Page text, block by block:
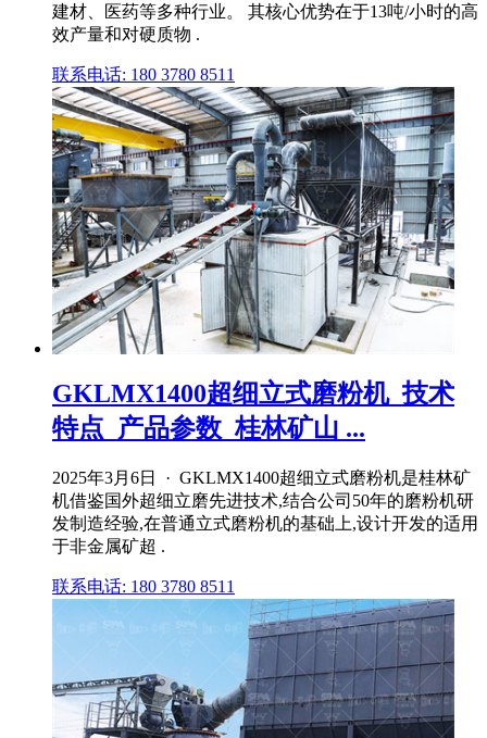
建材、医药等多种行业。 其核心优势在于13吨/小时的高
效产量和对硬质物 .
联系电话: 180 3780 8511
GKLMX1400超细立式磨粉机_技术
特点_产品参数_桂林矿山 ...
2025年3月6日 · GKLMX1400超细立式磨粉机是桂林矿
机借鉴国外超细立磨先进技术,结合公司50年的磨粉机研
发制造经验,在普通立式磨粉机的基础上,设计开发的适用
于非金属矿超 .
联系电话: 180 3780 8511